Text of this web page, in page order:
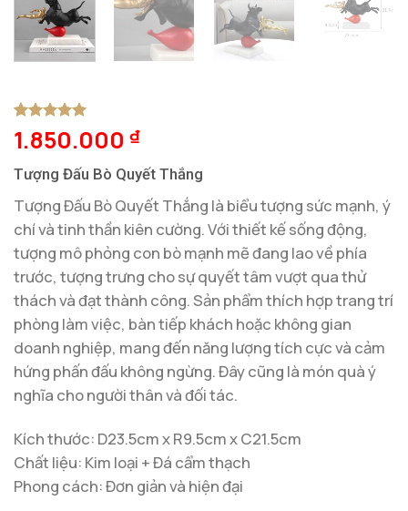
5trên 5
dựa trên
1
1.850.000 ₫
Tượng Đấu Bò Quyết Thắng
Tượng Đấu Bò Quyết Thắng là biểu tượng sức mạnh, ý
chí và tinh thần kiên cường. Với thiết kế sống động,
tượng mô phỏng con bò mạnh mẽ đang lao về phía
trước, tượng trưng cho sự quyết tâm vượt qua thử
thách và đạt thành công. Sản phẩm thích hợp trang trí
phòng làm việc, bàn tiếp khách hoặc không gian
doanh nghiệp, mang đến năng lượng tích cực và cảm
hứng phấn đấu không ngừng. Đây cũng là món quà ý
nghĩa cho người thân và đối tác.
Kích thước: D23.5cm x R9.5cm x C21.5cm
Chất liệu: Kim loại + Đá cẩm thạch
Phong cách: Đơn giản và hiện đại